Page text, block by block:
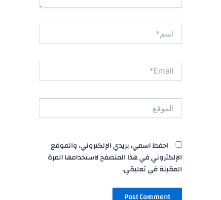
اسم*
Email*
الموقع
احفظ اسمي، بريدي الإلكتروني، والموقع
الإلكتروني في هذا المتصفح لاستخدامها المرة
المقبلة في تعليقي.